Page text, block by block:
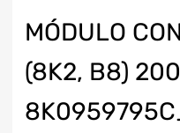
MÓDULO
(8K2, B8)